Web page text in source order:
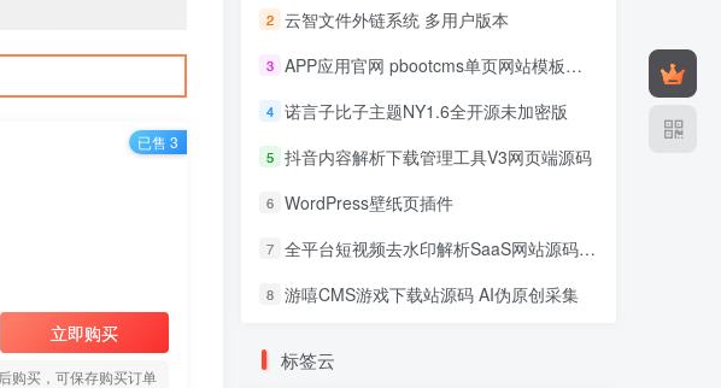
立即购买
购买，可保存购买订单
已售 3
2 云智文件外链系统 多用户版本
3 APP应用官网 pbootcms单页网站模板源码
4 诺言子比子主题NY1.6全开源未加密版
5 抖音内容解析下载管理工具V3网页端源码
6 WordPress壁纸页插件
7 全平台短视频去水印解析SaaS网站源码 去水印api总站开源版本
8 游嘻CMS游戏下载站源码 AI伪原创采集
标签云